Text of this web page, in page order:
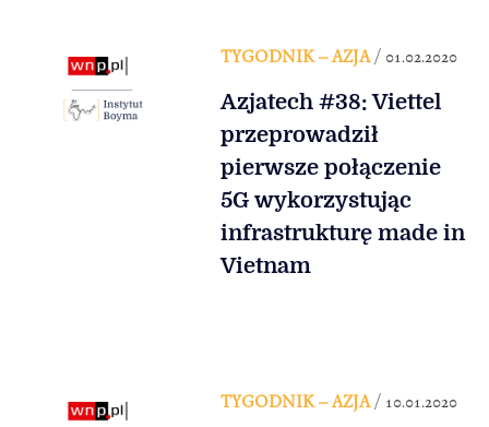
TYGODNIK – AZJA/ 01.02.2020
Azjatech #38: Viettel
przeprowadził
pierwsze połączenie
5G wykorzystując
infrastrukturę made in
Vietnam
TYGODNIK – AZJA/ 10.01.2020